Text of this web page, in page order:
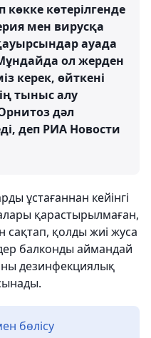
көкке көтерілгенде
мен вирусқа
ауада
ол жерден
керек, өйткені
тыныс алу
дәл
деп РИА Новости
ұстағаннан кейінгі
қарастырылмаған,
сақтап, қолды жиі жуса
балконды аймандай
дезинфекциялық
бөлісу